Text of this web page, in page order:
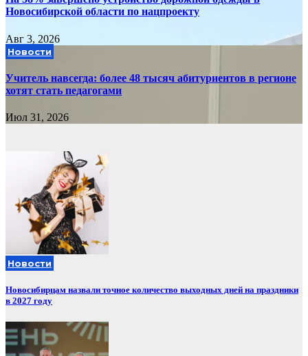
Новосибирской области по нацпроекту
Авг 3, 2026
Новости
Учитель навсегда: более 48 тысяч абитуриентов в регионе
хотят стать педагогами
Июл 31, 2026
Новости
Новосибирцам назвали точное количество выходных дней на праздники
в 2027 году